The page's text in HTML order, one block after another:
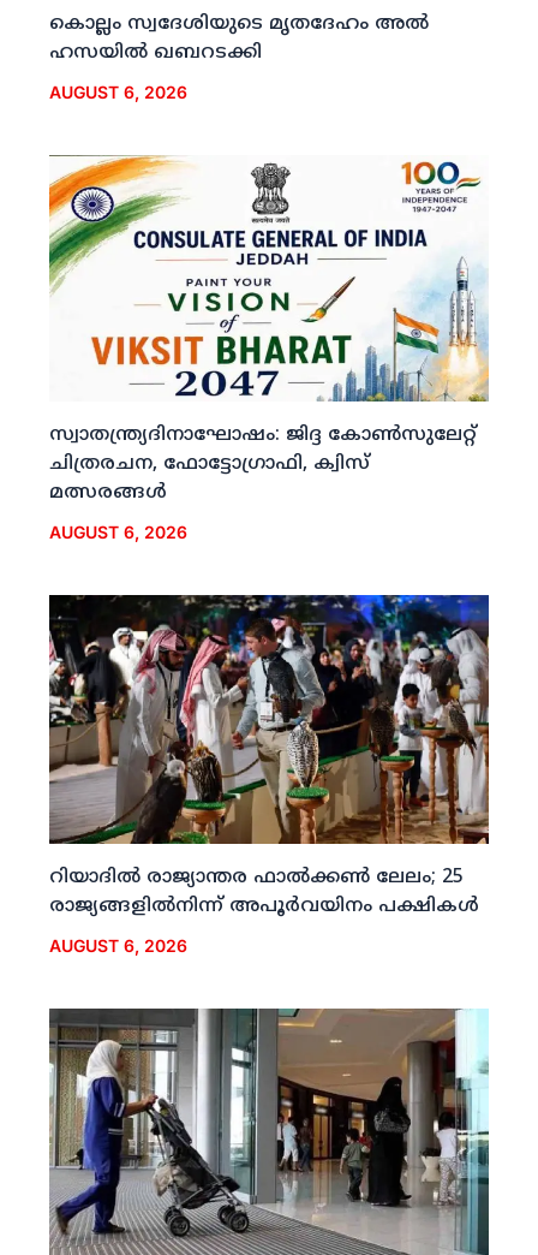
കൊല്ലം സ്വദേശിയുടെ മൃതദേഹം അല്‍
ഹസയില്‍ ഖബറടക്കി
AUGUST 6, 2026
സ്വാതന്ത്ര്യദിനാഘോഷം: ജിദ്ദ കോണ്‍സുലേറ്റ്
ചിത്രരചന, ഫോട്ടോഗ്രാഫി, ക്വിസ്
മത്സരങ്ങള്‍
AUGUST 6, 2026
റിയാദില്‍ രാജ്യാന്തര ഫാല്‍ക്കണ്‍ ലേലം; 25
രാജ്യങ്ങളില്‍നിന്ന് അപൂര്‍വയിനം പക്ഷികള്‍
AUGUST 6, 2026